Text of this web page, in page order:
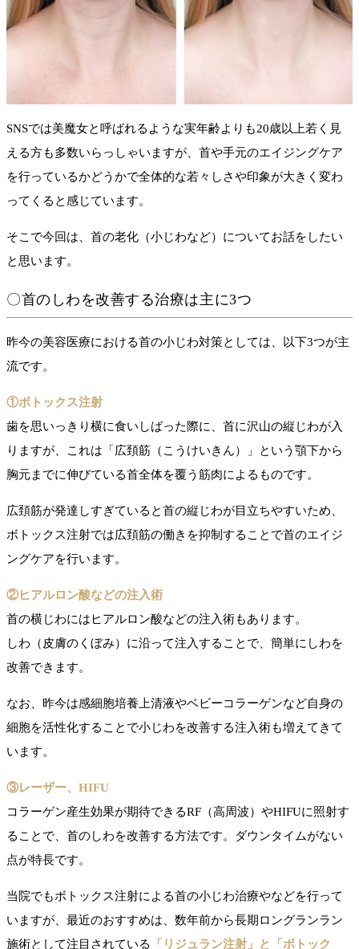
SNSでは美魔女と呼ばれるような実年齢よりも20歳以上若く見
える方も多数いらっしゃいますが、首や手元のエイジングケア
を行っているかどうかで全体的な若々しさや印象が大きく変わ
ってくると感じています。
そこで今回は、首の老化（小じわなど）についてお話をしたい
と思います。
〇首のしわを改善する治療は主に3つ
昨今の美容医療における首の小じわ対策としては、以下3つが主
流です。
①ボトックス注射
歯を思いっきり横に食いしばった際に、首に沢山の縦じわが入
りますが、これは「広頚筋（こうけいきん）」という顎下から
胸元までに伸びている首全体を覆う筋肉によるものです。
広頚筋が発達しすぎていると首の縦じわが目立ちやすいため、
ボトックス注射では広頚筋の働きを抑制することで首のエイジ
ングケアを行います。
②ヒアルロン酸などの注入術
首の横じわにはヒアルロン酸などの注入術もあります。
しわ（皮膚のくぼみ）に沿って注入することで、簡単にしわを
改善できます。
なお、昨今は感細胞培養上清液やベビーコラーゲンなど自身の
細胞を活性化することで小じわを改善する注入術も増えてきて
います。
③レーザー、HIFU
コラーゲン産生効果が期待できるRF（高周波）やHIFUに照射す
ることで、首のしわを改善する方法です。ダウンタイムがない
点が特長です。
当院でもボトックス注射による首の小じわ治療やなどを行って
いますが、最近のおすすめは、数年前から長期ロングランラン
施術として注目されている
「リジュラン注射」と「ボトック